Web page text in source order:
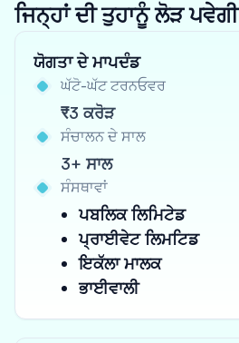
ਜਿਨ੍ਹਾਂ ਦੀ ਤੁਹਾਨੂੰ ਲੋੜ ਪਵੇਗੀ
ਯੋਗਤਾ ਦੇ ਮਾਪਦੰਡ
ਘੱਟੋ-ਘੱਟ ਟਰਨਓਵਰ
₹3 ਕਰੋੜ
ਸੰਚਾਲਨ ਦੇ ਸਾਲ
3+ ਸਾਲ
ਸੰਸਥਾਵਾਂ
ਪਬਲਿਕ ਲਿਮਿਟੇਡ
ਪ੍ਰਾਈਵੇਟ ਲਿਮਟਿਡ
ਇਕੱਲਾ ਮਾਲਕ
ਭਾਈਵਾਲੀ